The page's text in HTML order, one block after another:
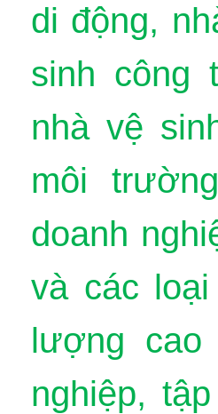
di động,
sinh công
nhà vệ
môi
doanh
và các
lượng cao
nghiệp,